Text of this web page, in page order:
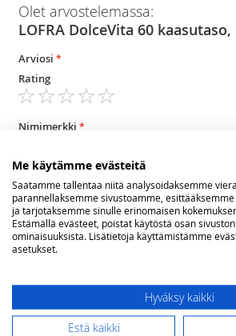
Olet arvostelemassa:
LOFRA DolceVita 60
Arviosi
Rating
star
stars
stars
stars
stars
Nimimerkki
Yhteenveto
Arvostelu
Me käytämme evästeitä
Saatamme tallentaa niitä analysoidaksemme
parannellaksemme sivustoamme,
ja tarjotaksemme sinulle erinomaisen
Estämällä evästeet, poistat käytöstä osan
ominaisuuksista. Lisätietoja käyttämistämme
asetukset.
Hyväksy kaikki
Estä kaikki